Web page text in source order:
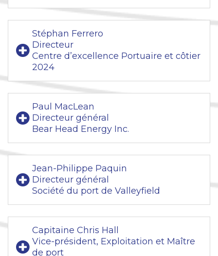
Stéphan Ferrero
Directeur
Centre d’excellence Portuaire et côtier
2024
Paul MacLean
Directeur général
Bear Head Energy Inc.
Jean-Philippe Paquin
Directeur général
Société du port de Valleyfield
Capitaine Chris Hall
Vice-président, Exploitation et Maître
de port